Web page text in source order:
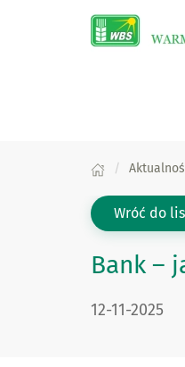
Wróć do
Bank –
DATA
12-11-2025